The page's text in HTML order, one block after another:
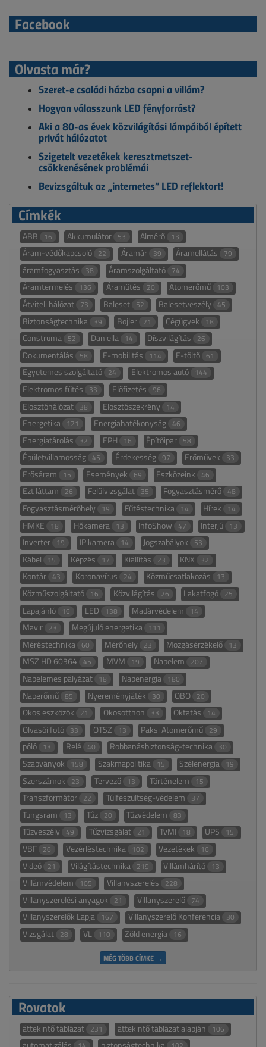
Facebook
Olvasta már?
Szeret-e családi házba csapni a villám?
Hogyan válasszunk LED fényforrást?
Aki a 80-as évek közvilágítási lámpáiból épített
privát hálózatot
Szigetelt vezetékek keresztmetszet-
csökkenésének problémái
Bevizsgáltuk az „internetes” LED reflektort!
Címkék
ABB 16 Akkumulátor 53 Almérő 13
Áram-védőkapcsoló 22 Áramár 39 Áramellátás 79
áramfogyasztás 38 Áramszolgáltató 74
Áramtermelés 136 Áramütés 20 Atomerőmű 103
Átviteli hálózat 73 Baleset 52 Balesetveszély 45
Biztonságtechnika 39 Bojler 21 Cégügyek 18
Construma 52 Daniella 14 Díszvilágítás 26
Dokumentálás 58 E-mobilitás 114 E-töltő 61
Egyetemes szolgáltató 24 Elektromos autó 144
Elektromos fűtés 33 Előfizetés 96
Elosztóhálózat 38 Elosztószekrény 14
Energetika 121 Energiahatékonyság 46
Energiatárolás 32 EPH 16 Építőipar 58
Épületvillamosság 45 Érdekesség 97 Erőművek 33
Erősáram 15 Események 69 Eszközeink 46
Ezt láttam 26 Felülvizsgálat 35 Fogyasztásmérő 48
Fogyasztásmérőhely 19 Fűtéstechnika 14 Hírek 14
HMKE 18 Hőkamera 13 InfoShow 47 Interjú 13
Inverter 19 IP kamera 14 Jogszabályok 53
Kábel 15 Képzés 17 Kiállítás 23 KNX 32
Kontár 43 Koronavírus 24 Közműcsatlakozás 13
Közműszolgáltató 16 Közvilágítás 26 Lakatfogó 25
Lapajánló 16 LED 138 Madárvédelem 14
Mavir 23 Megújuló energetika 111
Méréstechnika 60 Mérőhely 23 Mozgásérzékelő 13
MSZ HD 60364 45 MVM 19 Napelem 207
Napelemes pályázat 18 Napenergia 180
Naperőmű 85 Nyereményjáték 30 OBO 20
Okos eszközök 21 Okosotthon 33 Oktatás 14
Olvasói fotó 33 OTSZ 13 Paksi Atomerőmű 29
póló 13 Relé 40 Robbanásbiztonság-technika 30
Szabványok 158 Szakmapolitika 15 Szélenergia 19
Szerszámok 23 Tervező 13 Történelem 15
Transzformátor 22 Túlfeszültség-védelem 37
Tungsram 13 Tűz 20 Tűzvédelem 83
Tűzveszély 49 Tűzvizsgálat 21 TvMI 18 UPS 15
VBF 26 Vezérléstechnika 102 Vezetékek 16
Videó 21 Világítástechnika 219 Villámhárító 13
Villámvédelem 105 Villanyszerelés 228
Villanyszerelési anyagok 21 Villanyszerelő 74
Villanyszerelők Lapja 167 Villanyszerelő Konferencia 30
Vizsgálat 28 VL 110 Zöld energia 16
MÉG TÖBB CÍMKE →
Rovatok
áttekintő táblázat 231 áttekintő táblázat alapján 106